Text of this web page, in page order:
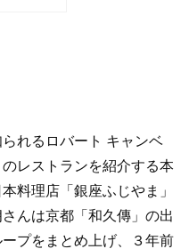
れるロバート キャンベ
レストランを紹介する本
料理店「銀座ふじやま」
んは京都「和久傳」の出
プをまとめ上げ、３年前